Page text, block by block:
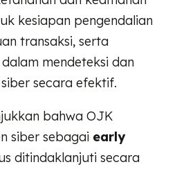
kesiapan pengendalian
transaksi, serta
mendeteksi dan
secara efektif.
bahwa OJK
siber sebagai early
ditindaklanjuti secara